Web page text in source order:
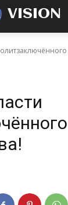
VISION